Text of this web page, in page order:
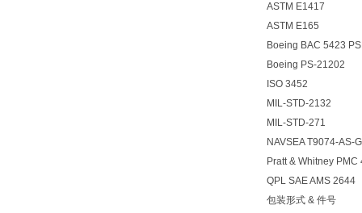
ASTM E1417
ASTM E165
Boeing BAC 5423
Boeing PS-21202
ISO 3452
MIL-STD-2132
MIL-STD-271
NAVSEA T9074-AS-
Pratt & Whitney PMC
QPL SAE AMS 2644
包装形式 & 件号